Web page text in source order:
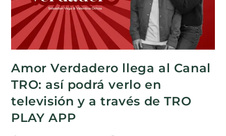
Amor Verdadero llega al Canal
TRO: así podrá verlo en
televisión y a través de TRO
PLAY APP